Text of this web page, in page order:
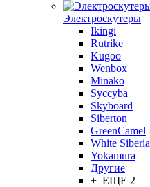
Электроскутеры
Ikingi
Rutrike
Kugoo
Wenbox
Minako
Syccyba
Skyboard
Siberton
GreenCamel
White Siberia
Yokamura
Другие
+ ЕЩЕ 2